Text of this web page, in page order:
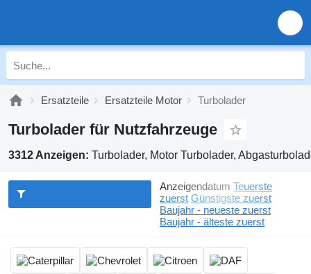
Ersatzteile Ersatzteile Motor Turbolader
Turbolader für Nutzfahrzeuge
3312 Anzeigen: Turbolader, Motor Turbolader,
Anzeigendatum Teuerste
zuerst Günstigste zuerst
Baujahr - neueste zuerst
Baujahr - älteste zuerst